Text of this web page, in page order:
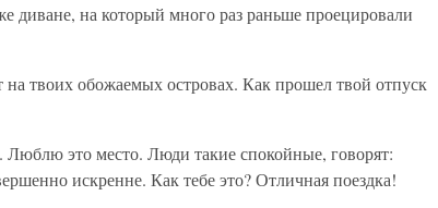
диване, на который много раз раньше проецировали
на твоих обожаемых островах. Как прошел твой отпуск
это место. Люди такие спокойные, говорят:
искренне. Как тебе это? Отличная поездка!